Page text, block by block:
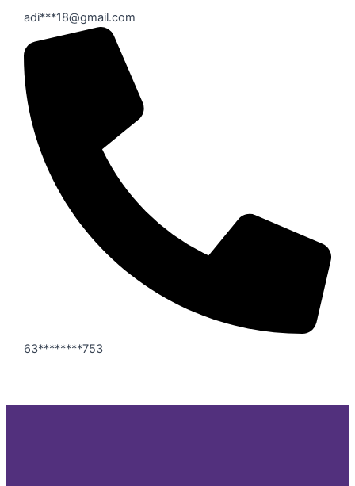
adi***18@gmail.com
63********753